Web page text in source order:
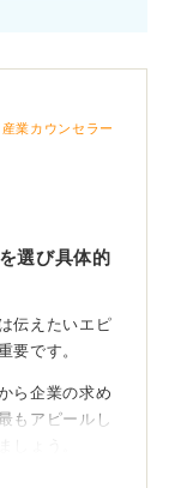
業カウンセラー
選び具体的
伝えたいエピ
要です。
ら企業の求め
もアピールし
しょう。